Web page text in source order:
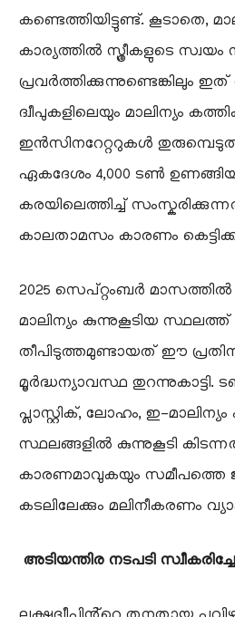
കണ്ടെത്തിയിട്ടുണ്ട്. കൂടാതെ,
കാര്യത്തിൽ സ്ത്രീകളുടെ
പ്രവർത്തിക്കുന്നുണ്ടെങ്കിലും
ദ്വീപുകളിലെയും മാലിന്യം
ഇൻസിനറേറ്ററുകൾ
ഏകദേശം 4,000 ടൺ ഉണങ്ങിയ
കരയിലെത്തിച്ച്
കാലതാമസം കാരണം
​2025 സെപ്റ്റംബർ മാസത്തിൽ
മാലിന്യം കുന്നുകൂടിയ
തീപിടുത്തമുണ്ടായത് ഈ
മൂർദ്ധന്യാവസ്ഥ തുറന്നുകാട്ടി.
പ്ലാസ്റ്റിക്, ലോഹം, ഇ-
സ്ഥലങ്ങളിൽ കുന്നുകൂടി കിടന്നത്
കാരണമാവുകയും സമീപത്തെ
കടലിലേക്കും മലിനീകരണം
അടിയന്തിര നടപടി